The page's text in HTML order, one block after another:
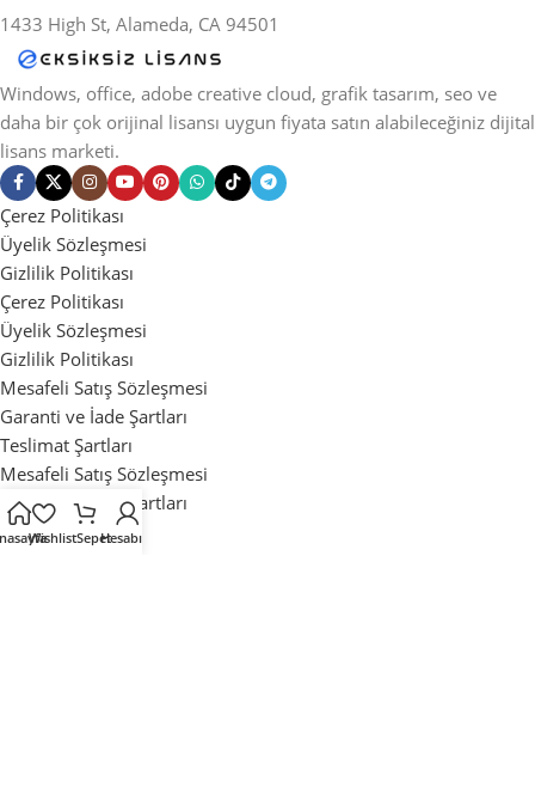
1433 High St, Alameda, CA 94501
Windows, office, adobe creative cloud, grafik tasarım, seo ve
daha bir çok orijinal lisansı uygun fiyata satın alabileceğiniz dijital
lisans marketi.
Çerez Politikası
Üyelik Sözleşmesi
Gizlilik Politikası
Çerez Politikası
Üyelik Sözleşmesi
Gizlilik Politikası
Mesafeli Satış Sözleşmesi
Garanti ve İade Şartları
Teslimat Şartları
Mesafeli Satış Sözleşmesi
Garanti ve İade Şartları
Teslimat Şartları
WishlistSepetHesabım